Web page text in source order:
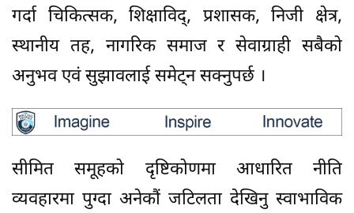
गर्दा चिकित्सक, शिक्षाविद्, प्रशासक, निजी क्षेत्र,
स्थानीय तह, नागरिक समाज र सेवाग्राही सबैको
अनुभव एवं सुझावलाई समेट्न सक्नुपर्छ ।
सीमित समूहको दृष्टिकोणमा आधारित नीति
व्यवहारमा पुग्दा अनेकौं जटिलता देखिनु स्वाभाविक